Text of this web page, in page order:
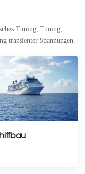
Timing, Tuning,
transienter Spannungen.